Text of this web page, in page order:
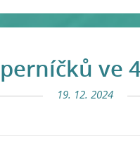
ve
19. 12. 2024